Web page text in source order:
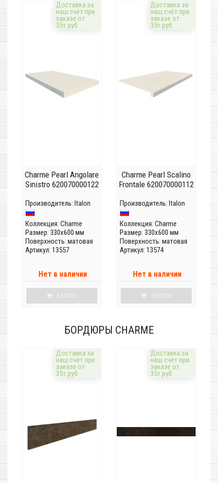
Доставка за
наш счёт при
заказе от
35т.руб
Charme Pearl Angolare
Sinistro 620070000122
Производитель: Italon
Коллекция: Charme
Размер: 330x600 мм
Поверхность: матовая
Артикул: 13557
Нет в наличии
КУПИТЬ
Доставка за
наш счёт при
заказе от
35т.руб
Charme Pearl Scalino
Frontale 620070000112
Производитель: Italon
Коллекция: Charme
Размер: 330x600 мм
Поверхность: матовая
Артикул: 13574
Нет в наличии
КУПИТЬ
БОРДЮРЫ CHARME
Доставка за
наш счёт при
заказе от
35т.руб
Доставка за
наш счёт при
заказе от
35т.руб